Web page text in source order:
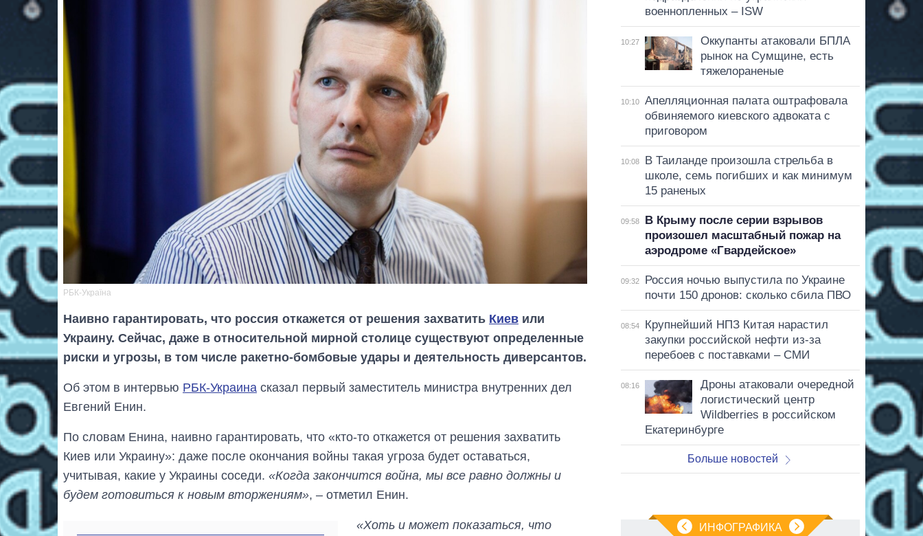
РБК-Україна
Наивно гарантировать, что россия откажется от решения захватить Киев или
Украину. Сейчас, даже в относительной мирной столице существуют определенные
риски и угрозы, в том числе ракетно-бомбовые удары и деятельность диверсантов.
Об этом в интервью РБК-Украина сказал первый заместитель министра внутренних дел
Евгений Енин.
По словам Енина, наивно гарантировать, что «кто-то откажется от решения захватить
Киев или Украину»: даже после окончания войны такая угроза будет оставаться,
учитывая, какие у Украины соседи. «Когда закончится война, мы все равно должны и
будем готовиться к новым вторжениям», – отметил Енин.
«Хоть и может показаться, что
военнопленных – ISW
10:27
Оккупанты атаковали БПЛА
рынок на Сумщине, есть
тяжелораненые
10:10
Апелляционная палата оштрафовала
обвиняемого киевского адвоката с
приговором
10:08
В Таиланде произошла стрельба в
школе, семь погибших и как минимум
15 раненых
09:58
В Крыму после серии взрывов
произошел масштабный пожар на
аэродроме «Гвардейское»
09:32
Россия ночью выпустила по Украине
почти 150 дронов: сколько сбила ПВО
08:54
Крупнейший НПЗ Китая нарастил
закупки российской нефти из-за
перебоев с поставками – СМИ
08:16
Дроны атаковали очередной
логистический центр
Wildberries в российском
Екатеринбурге
Больше новостей
ИНФОГРАФИКА